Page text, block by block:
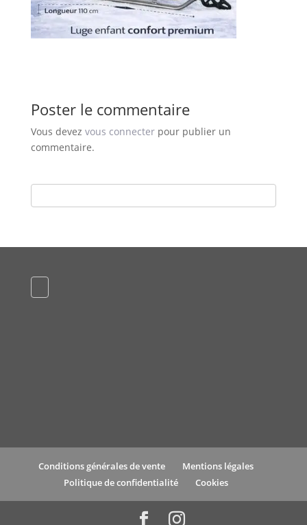
Poster le commentaire
Vous devez vous connecterpour publier un
commentaire.
Conditions générales de vente
Mentions légales
Politique de confidentialité
Cookies